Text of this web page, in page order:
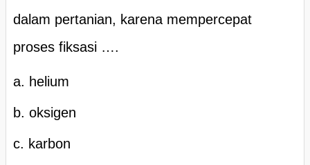
dalam pertanian, karena mempercepat
proses fiksasi ….
a. helium
b. oksigen
c. karbon